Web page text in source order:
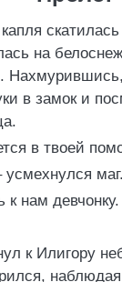
на
в замок и
в твоей
усмехнулся маг.
нам девчонку.
к Илигору
наблюдая